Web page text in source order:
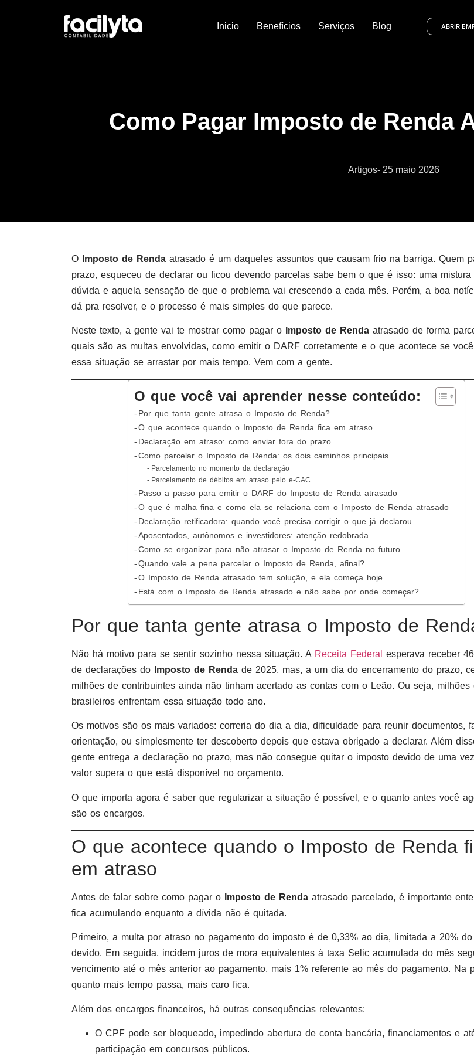
Inicio Benefícios Serviços Blog ABRIR
Como Pagar Imposto de Renda
Artigos- 25 maio 2026
O Imposto de Renda atrasado é um daqueles assuntos que causam frio na barriga. Quem
prazo, esqueceu de declarar ou ficou devendo parcelas sabe bem o que é isso: uma mistura
dúvida e aquela sensação de que o problema vai crescendo a cada mês. Porém, a boa
dá pra resolver, e o processo é mais simples do que parece.
Neste texto, a gente vai te mostrar como pagar o Imposto de Renda atrasado de forma
quais são as multas envolvidas, como emitir o DARF corretamente e o que acontece se
essa situação se arrastar por mais tempo. Vem com a gente.
O que você vai aprender nesse conteúdo:
Por que tanta gente atrasa o Imposto de Renda?
O que acontece quando o Imposto de Renda fica em atraso
Declaração em atraso: como enviar fora do prazo
Como parcelar o Imposto de Renda: os dois caminhos principais
Parcelamento no momento da declaração
Parcelamento de débitos em atraso pelo e-CAC
Passo a passo para emitir o DARF do Imposto de Renda atrasado
O que é malha fina e como ela se relaciona com o Imposto de Renda atrasado
Declaração retificadora: quando você precisa corrigir o que já declarou
Aposentados, autônomos e investidores: atenção redobrada
Como se organizar para não atrasar o Imposto de Renda no futuro
Quando vale a pena parcelar o Imposto de Renda, afinal?
O Imposto de Renda atrasado tem solução, e ela começa hoje
Está com o Imposto de Renda atrasado e não sabe por onde começar?
Por que tanta gente atrasa o Imposto de
Não há motivo para se sentir sozinho nessa situação. A Receita Federal
esperava receber
de declarações do
Imposto de Renda de 2025, mas, a um dia do encerramento do prazo,
milhões de contribuintes ainda não tinham acertado as contas com o Leão. Ou seja, milhões
brasileiros enfrentam essa situação todo ano.
Os motivos são os mais variados: correria do dia a dia, dificuldade para reunir documentos,
orientação, ou simplesmente ter descoberto depois que estava obrigado a declarar. Além
gente entrega a declaração no prazo, mas não consegue quitar o imposto devido de uma
valor supera o que está disponível no orçamento.
O que importa agora é saber que regularizar a situação é possível, e o quanto antes você
são os encargos.
O que acontece quando o Imposto de Renda
em atraso
Antes de falar sobre como pagar o Imposto de Renda atrasado parcelado, é importante
fica acumulando enquanto a dívida não é quitada.
Primeiro, a multa por atraso no pagamento do imposto é de 0,33% ao dia, limitada a 20%
devido. Em seguida, incidem juros de mora equivalentes à taxa Selic acumulada do mês
vencimento até o mês anterior ao pagamento, mais 1% referente ao mês do pagamento. Na
quanto mais tempo passa, mais caro fica.
Além dos encargos financeiros, há outras consequências relevantes:
O CPF pode ser bloqueado, impedindo abertura de conta bancária, financiamentos e
participação em concursos públicos.